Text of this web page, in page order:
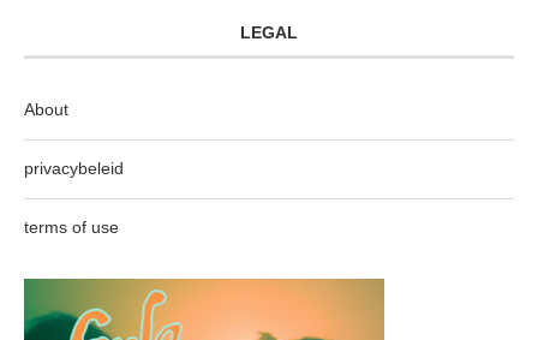
LEGAL
About
privacybeleid
terms of use